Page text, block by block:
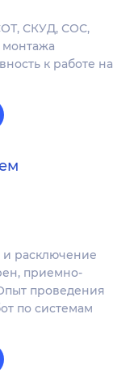
СКУД, СОС,
к работе на
и расключение
приемно-
проведения
по системам